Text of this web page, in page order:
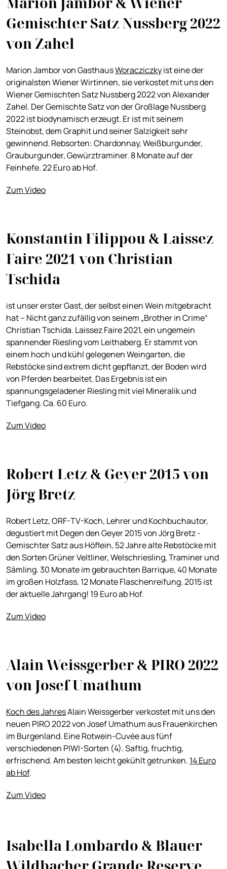
Gemischter Satz Nussberg 2022
von Zahel
Marion Jambor von GasthausWoracziczkyist eine der
originalsten Wiener Wirtinnen, sie verkostet mit uns den
Wiener Gemischten Satz Nussberg 2022 von Alexander
Zahel. Der Gemischte Satz von der Großlage Nussberg
2022 ist biodynamisch erzeugt. Er ist mit seinem
Steinobst, dem Graphit und seiner Salzigkeit sehr
gewinnend. Rebsorten: Chardonnay, Weißburgunder,
Grauburgunder, Gewürztraminer. 8 Monate auf der
Feinhefe. 22 Euro ab Hof.
Zum Video
Konstantin Filippou & Laissez
Faire 2021 von Christian
Tschida
ist unser erster Gast, der selbst einen Wein mitgebracht
hat – Nicht ganz zufällig von seinem „Brother in Crime“
Christian Tschida. Laissez Faire 2021, ein ungemein
spannender Riesling vom Leithaberg. Er stammt von
einem hoch und kühl gelegenen Weingarten, die
Rebstöcke sind extrem dicht gepflanzt, der Boden wird
von Pferden bearbeitet. Das Ergebnis ist ein
spannungsgeladener Riesling mit viel Mineralik und
Tiefgang. Ca. 60 Euro.
Zum Video
Robert Letz & Geyer 2015 von
Jörg Bretz
Robert Letz, ORF-TV-Koch, Lehrer und Kochbuchautor,
degustiert mit Degen den Geyer 2015 von Jörg Bretz -
Gemischter Satz aus Höflein, 52 Jahre alte Rebstöcke mit
den Sorten Grüner Veltliner, Welschriesling, Traminer und
Sämling. 30 Monate im gebrauchten Barrique, 40 Monate
im großen Holzfass, 12 Monate Flaschenreifung. 2015 ist
der aktuelle Jahrgang! 19 Euro ab Hof.
Zum Video
Alain Weissgerber & PIRO 2022
von Josef Umathum
Koch des JahresAlain Weissgerber verkostet mit uns den
neuen PIRO 2022 von Josef Umathum aus Frauenkirchen
im Burgenland. Eine Rotwein-Cuvée aus fünf
verschiedenen PIWI-Sorten (4). Saftig, fruchtig,
erfrischend. Am besten leicht gekühlt getrunken. 14 Euro
ab Hof.
Zum Video
Isabella Lombardo & Blauer